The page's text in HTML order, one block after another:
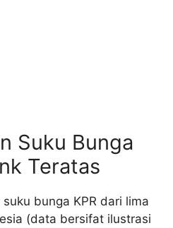
Suku Bunga
Teratas
bunga KPR dari lima
(data bersifat ilustrasi